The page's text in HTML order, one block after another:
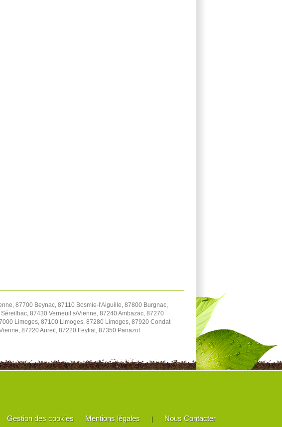
87700 Beynac, 87110 Bosmie-l'Aiguille, 87800 Burgnac,
87430 Verneuil s/Vienne, 87240 Ambazac, 87270
Limoges, 87100 Limoges, 87280 Limoges, 87920 Condat
87220 Aureil, 87220 Feytiat, 87350 Panazol
Gestion des cookies Mentions légales Nous Contacter